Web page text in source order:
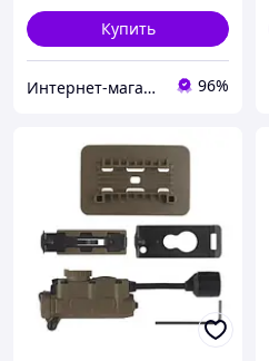
Купить
Интернет-магазин «Sale Zone» 96%